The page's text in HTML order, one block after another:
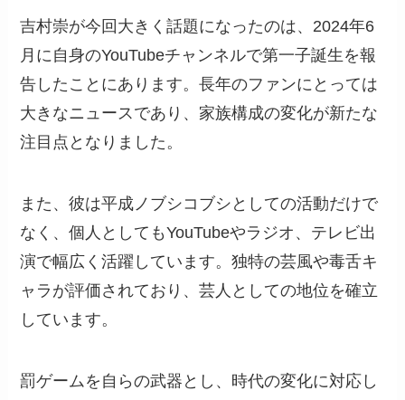
吉村崇が今回大きく話題になったのは、2024年6
月に自身のYouTubeチャンネルで第一子誕生を報
告したことにあります。長年のファンにとっては
大きなニュースであり、家族構成の変化が新たな
注目点となりました。
また、彼は平成ノブシコブシとしての活動だけで
なく、個人としてもYouTubeやラジオ、テレビ出
演で幅広く活躍しています。独特の芸風や毒舌キ
ャラが評価されており、芸人としての地位を確立
しています。
罰ゲームを自らの武器とし、時代の変化に対応し